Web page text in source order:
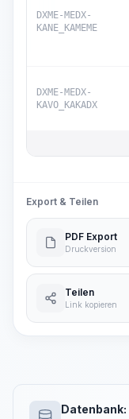
DXME-MEDX-
KANE_KAMEME
DXME-MEDX-
KAVO_KAKADX
Export & Teilen
PDF Export
Druckversion
Teilen
Link kopieren
Datenbank: